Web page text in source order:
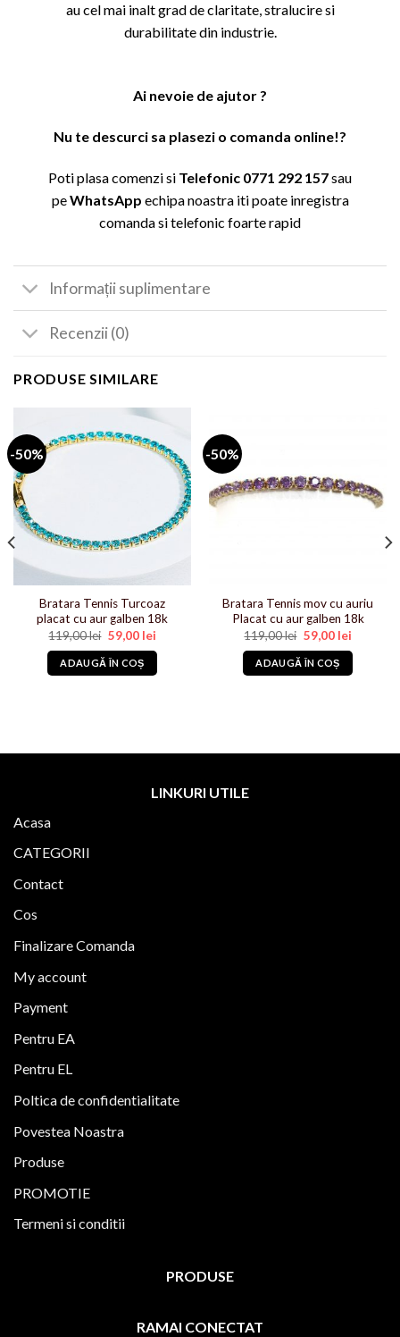
au cel mai inalt grad de claritate, stralucire si
durabilitate din industrie.
Ai nevoie de ajutor ?
Nu te descurci sa plasezi o comanda online!?
Poti plasa comenzi si Telefonic 0771 292 157sau
peWhatsApp echipa noastra iti poate inregistra
comanda si telefonic foarte rapid
Informații suplimentare
Recenzii (0)
PRODUSE SIMILARE
-50%
Bratara Tennis Turcoaz
placat cu aur galben 18k
119,00lei Prețul
inițial
a
fost:
119,00 lei.
59,00 leiPrețul
este:
59,00 lei.
ADAUGĂ ÎN COȘ
-50%
Bratara Tennis mov cu auriu
Placat cu aur galben 18k
119,00lei Prețul
inițial
a
fost:
119,00 lei.
59,00 leiPrețul
este:
59,00 lei.
ADAUGĂ ÎN COȘ
LINKURI UTILE
Acasa
CATEGORII
Contact
Cos
Finalizare Comanda
My account
Payment
Pentru EA
Pentru EL
Poltica de confidentialitate
Povestea Noastra
Produse
PROMOTIE
Termeni si conditii
PRODUSE
RAMAI CONECTAT